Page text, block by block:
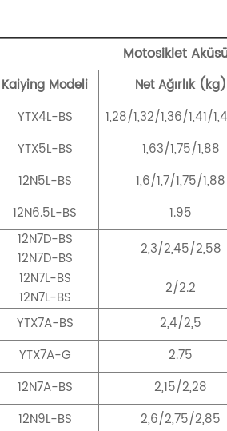
Motosiklet
Kaiying Modeli Net Ağırlık (kg)
YTX4L-BS 1,28/1,32/1,36/1,41/
YTX5L-BS 1,63/1,75/1,88
12N5L-BS 1,6/1,7/1,75/1,88
12N6.5L-BS 1.95
12N7D-BS
12N7D-BS
2,3/2,45/2,58
12N7L-BS
12N7L-BS
2/2.2
YTX7A-BS 2,4/2,5
YTX7A-G 2.75
12N7A-BS 2,15/2,28
12N9L-BS 2,6/2,75/2,85